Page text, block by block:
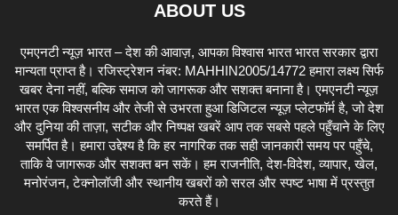
ABOUT US
एमएनटी न्यूज़ भारत – देश की आवाज़, आपका विश्वास भारत भारत सरकार द्वारा
मान्यता प्राप्त है। रजिस्ट्रेशन नंबर: MAHHIN2005/14772 हमारा लक्ष्य सिर्फ
खबर देना नहीं, बल्कि समाज को जागरूक और सशक्त बनाना है। एमएनटी न्यूज़
भारत एक विश्वसनीय और तेजी से उभरता हुआ डिजिटल न्यूज़ प्लेटफॉर्म है, जो देश
और दुनिया की ताज़ा, सटीक और निष्पक्ष खबरें आप तक सबसे पहले पहुँचाने के लिए
समर्पित है। हमारा उद्देश्य है कि हर नागरिक तक सही जानकारी समय पर पहुँचे,
ताकि वे जागरूक और सशक्त बन सकें। हम राजनीति, देश-विदेश, व्यापार, खेल,
मनोरंजन, टेक्नोलॉजी और स्थानीय खबरों को सरल और स्पष्ट भाषा में प्रस्तुत
करते हैं।